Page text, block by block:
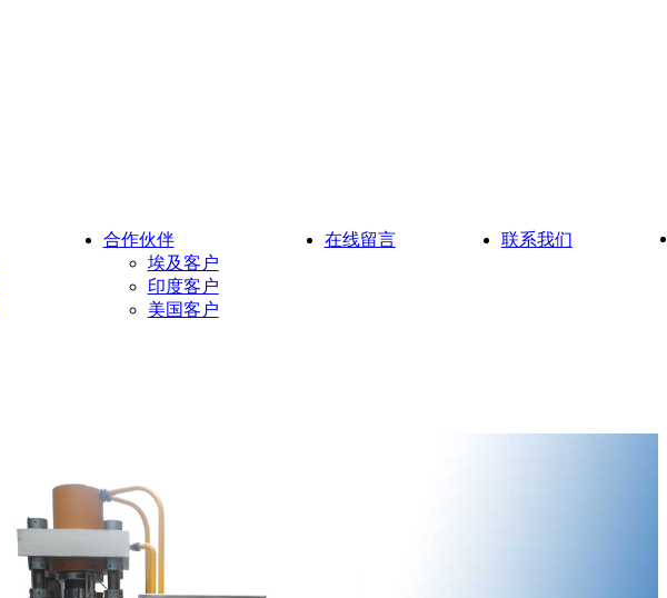
合作伙伴
埃及客户
印度客户
美国客户
在线留言 联系我们